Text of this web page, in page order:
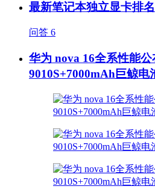
最新笔记本独立显卡排名
问答 6
华为 nova 16全系性能
9010S+7000mAh巨鲸电